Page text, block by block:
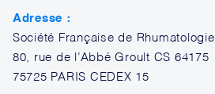
Adresse :
Société Française de Rhumatologie
80, rue de l’Abbé Groult CS 64175
75725 PARIS CEDEX 15